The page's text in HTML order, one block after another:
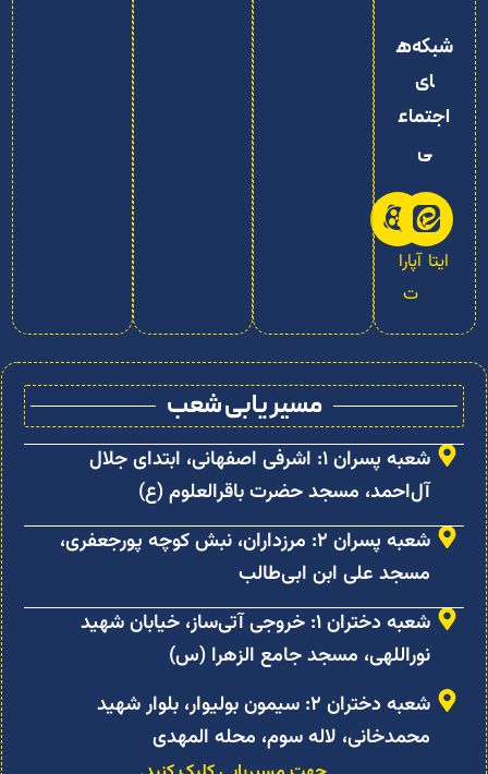
شبکه‌ه
ای
اجتماع
ی
آپارا
ت
ایتا
مسیر یابی شعب
شعبه پسران ۱: اشرفی اصفهانی، ابتدای جلال
آل‌احمد، مسجد حضرت باقرالعلوم (ع)
شعبه پسران ۲: مرزداران، نبش کوچه پورجعفری،
مسجد علی ابن ابی‌طالب
شعبه دختران ۱: خروجی آتی‌ساز، خیابان شهید
نوراللهی، مسجد جامع الزهرا (س)
شعبه دختران ۲: سیمون بولیوار، بلوار شهید
محمدخانی، لاله سوم، محله المهدی